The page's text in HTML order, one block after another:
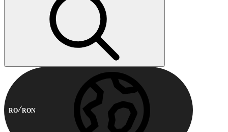
RO RON